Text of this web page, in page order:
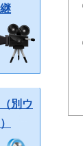
別ウ